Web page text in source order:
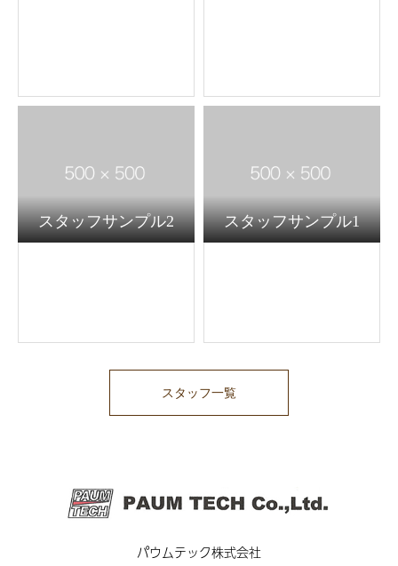
スタッフサンプル2 スタッフサンプル1
スタッフ一覧
パウムテック株式会社